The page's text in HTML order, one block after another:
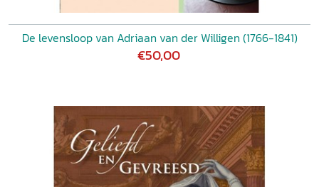
De levensloop van Adriaan van der Willigen (1766-1841)
€50,00